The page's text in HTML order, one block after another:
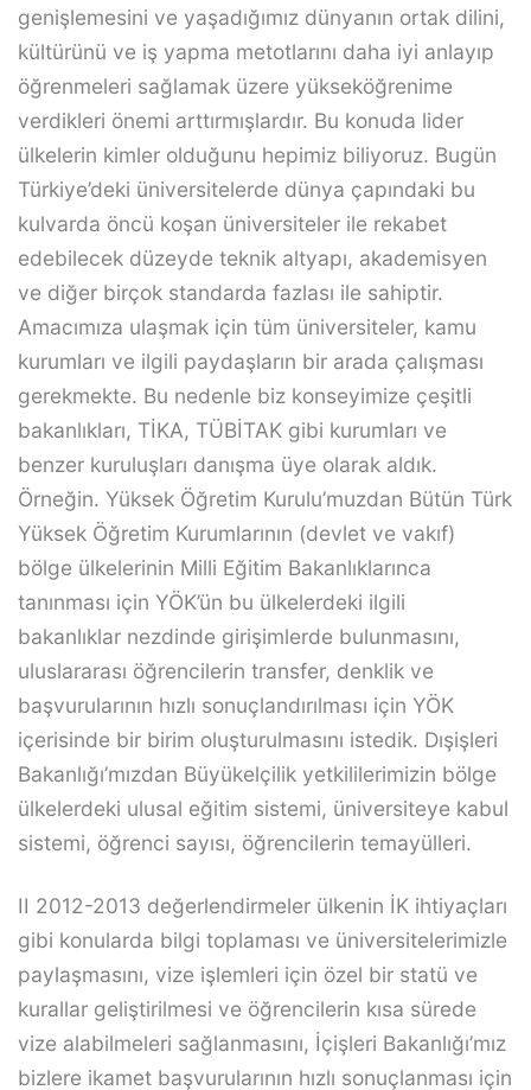
genişlemesini ve yaşadığımız dünyanın ortak dilini,
kültürünü ve iş yapma metotlarını daha iyi anlayıp
öğrenmeleri sağlamak üzere yükseköğrenime
verdikleri önemi arttırmışlardır. Bu konuda lider
ülkelerin kimler olduğunu hepimiz biliyoruz. Bugün
Türkiye’deki üniversitelerde dünya çapındaki bu
kulvarda öncü koşan üniversiteler ile rekabet
edebilecek düzeyde teknik altyapı, akademisyen
ve diğer birçok standarda fazlası ile sahiptir.
Amacımıza ulaşmak için tüm üniversiteler, kamu
kurumları ve ilgili paydaşların bir arada çalışması
gerekmekte. Bu nedenle biz konseyimize çeşitli
bakanlıkları, TİKA, TÜBİTAK gibi kurumları ve
benzer kuruluşları danışma üye olarak aldık.
Örneğin. Yüksek Öğretim Kurulu’muzdan Bütün Türk
Yüksek Öğretim Kurumlarının (devlet ve vakıf)
bölge ülkelerinin Milli Eğitim Bakanlıklarınca
tanınması için YÖK’ün bu ülkelerdeki ilgili
bakanlıklar nezdinde girişimlerde bulunmasını,
uluslararası öğrencilerin transfer, denklik ve
başvurularının hızlı sonuçlandırılması için YÖK
içerisinde bir birim oluşturulmasını istedik. Dışişleri
Bakanlığı’mızdan Büyükelçilik yetkililerimizin bölge
ülkelerdeki ulusal eğitim sistemi, üniversiteye kabul
sistemi, öğrenci sayısı, öğrencilerin temayülleri.
II 2012-2013 değerlendirmeler ülkenin İK ihtiyaçları
gibi konularda bilgi toplaması ve üniversitelerimizle
paylaşmasını, vize işlemleri için özel bir statü ve
kurallar geliştirilmesi ve öğrencilerin kısa sürede
vize alabilmeleri sağlanmasını, İçişleri Bakanlığı’mız
bizlere ikamet başvurularının hızlı sonuçlanması için